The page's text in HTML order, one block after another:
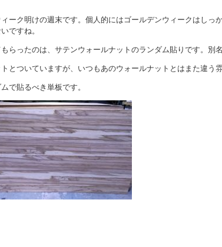
ーク明けの週末です。個人的にはゴールデンウィークはしっ
ですね。
らったのは、サテンウォールナットのランダム貼りです。別
とついていますが、いつもあのウォールナットとはまた違う雰
で貼るべき単板です。